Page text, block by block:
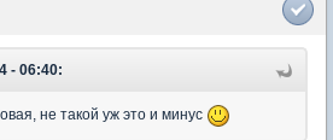
- 06:40:
не такой уж это и минус